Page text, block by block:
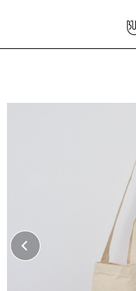
ト
11.5oz ヘヴィー キャンバス